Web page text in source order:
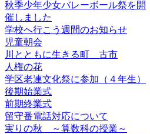
秋季少年少女バレーボール祭を開
催しました
学校へ行こう週間のお知らせ
児童朝会
川とともに生きる町 古市
人権の花
学区老連文化祭に参加（４年生）
後期始業式
前期終業式
留守番電話対応について
実りの秋 ～算数科の授業～